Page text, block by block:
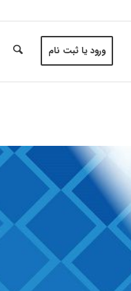
ورود یا ثبت نام